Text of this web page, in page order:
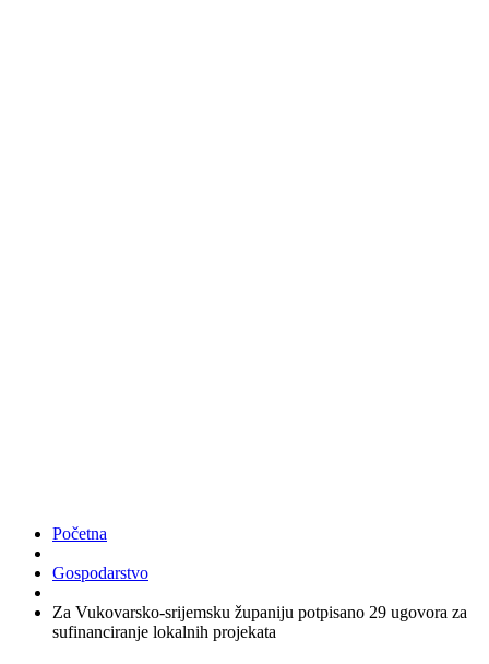
Početna
Gospodarstvo
Za Vukovarsko-srijemsku županiju potpisano 29 ugovora za
sufinanciranje lokalnih projekata